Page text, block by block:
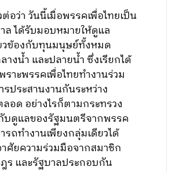
อว่า วันนี้เมื่อพรรคเพื่อไทยเป็น
ล ได้รับมอบหมายให้ดูแล
วข้องกับทุนมนุษย์ทั้งหมด
งน้ำ และปลายน้ำ ซึ่งเรียกได้
ราะพรรคเพื่อไทยทำงานร่วม
ประสานงานกันระหว่าง
อด อย่างไรก็ตามกระทรวง
บดูแลของรัฐมนตรีจากพรรค
รถทำงานเพียงกลุ่มเดียวได้
าศัยความร่วมมือจากสมาชิก
ร และรัฐบาลประกอบกัน